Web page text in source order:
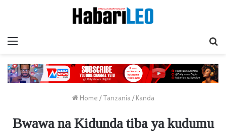
Home / Tanzania / Kanda
Bwawa na Kidunda tiba ya kudumu